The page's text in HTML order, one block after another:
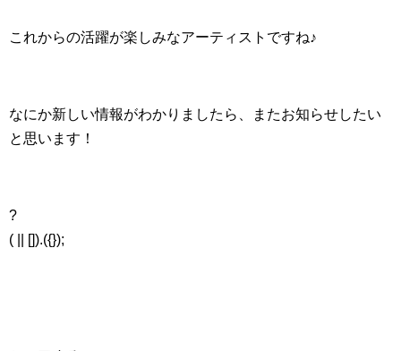
これからの活躍が楽しみなアーティストですね♪
なにか新しい情報がわかりましたら、またお知らせしたい
と思います！
?
( || []).({});